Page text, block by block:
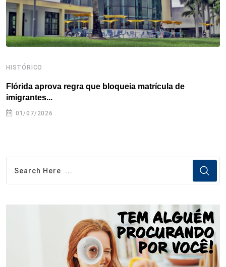
HISTÓRICO
Flórida aprova regra que bloqueia matrícula de
imigrantes...
01/07/2026